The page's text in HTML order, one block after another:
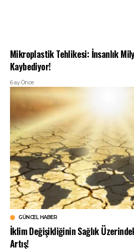
Mikroplastik Tehlikesi: İnsanlık
Kaybediyor!
6 ay Önce
GÜNCEL HABER
İklim Değişikliğinin Sağlık
Artış!